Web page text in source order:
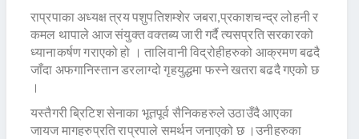
राप्रपाका अध्यक्ष त्रय पशुपतिशम्शेर जबरा,प्रकाशचन्द्र लोहनी र
कमल थापाले आज संयुक्त वक्तब्य जारी गर्दै त्यसप्रति सरकारको
ध्यानाकर्षण गराएको हो । तालिवानी विद्रोहीहरुको आक्रमण बढदै
जाँदा अफगानिस्तान डरलाग्दो गृहयुद्धमा फस्ने खतरा बढदै गएको छ
।
यस्तैगरी ब्रिटिश सेनाका भूतपूर्व सैनिकहरुले उठाउँदै आएका
जायज मागहरुप्रति राप्रपाले समर्थन जनाएको छ ।उनीहरुका